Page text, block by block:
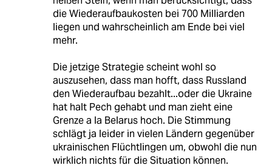
die Wiederaufbaukosten bei 700 Milliarden
liegen und wahrscheinlich am Ende bei viel
mehr.
Die jetzige Strategie scheint wohl so
auszusehen, dass man hofft, dass Russland
den Wiederaufbau bezahlt...oder die Ukraine
hat halt Pech gehabt und man zieht eine
Grenze a la Belarus hoch. Die Stimmung
schlägt ja leider in vielen Ländern gegenüber
ukrainischen Flüchtlingen um, obwohl die nun
wirklich nichts für die Situation können.